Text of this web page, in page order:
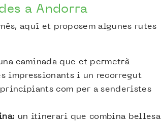
a Andorra
aquí et proposem algunes rutes
caminada que et permetrà
impressionants i un recorregut
com per a senderistes
: un itinerari que combina bellesa